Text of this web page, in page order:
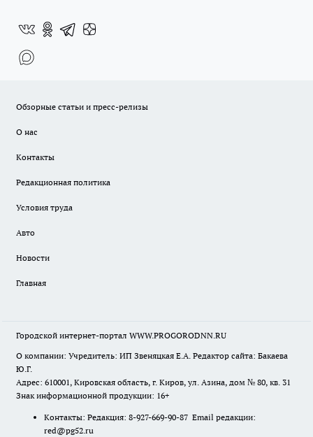
Обзорные статьи и пресс-релизы
О нас
Контакты
Редакционная политика
Условия труда
Авто
Новости
Главная
Городской интернет-портал WWW.PROGORODNN.RU
О компании: Учредитель: ИП Звеняцкая Е.А. Редактор сайта: Бакаева
Ю.Г.
Адрес: 610001, Кировская область, г. Киров, ул. Азина, дом № 80, кв. 31
Знак информационной продукции: 16+
Контакты: Редакция: 8-927-669-90-87 Email редакции:
red@pg52.ru